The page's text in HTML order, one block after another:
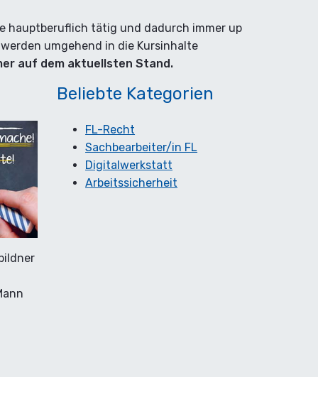
hauptberuflich tätig und dadurch immer up
umgehend in die Kursinhalte
auf dem aktuellsten Stand.
Beliebte Kategorien
FL-Recht
Sachbearbeiter/in FL
Digitalwerkstatt
Arbeitssicherheit